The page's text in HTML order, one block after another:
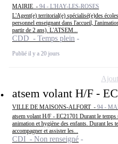
MAIRIE - 94 - L'HAY-LES-ROSES
L'Agent(e) territorial(e) spécialisé(e)des
personnel enseignant dans l'accueil,
partir de 2 ans). L'ATSEM...
CDD - Temps plein
Publié il y a 20 jours
atsem volant H/F -
VILLE DE MAISONS-ALFORT - 94 -
atsem volant H/F - EC21701 Durant le temps
animation et hygiène des enfants. Durant les
accompagner et assister les...
CDI - Non renseigné